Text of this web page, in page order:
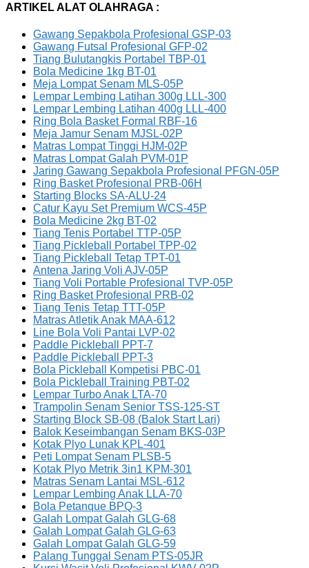
ARTIKEL ALAT OLAHRAGA :
Gawang Sepakbola Profesional GSP-03
Gawang Futsal Profesional GFP-02
Tiang Bulutangkis Portabel TBP-01
Bola Medicine 1kg BT-01
Meja Lompat Senam MLS-05P
Lempar Lembing Latihan 300g LLL-300
Lempar Lembing Latihan 400g LLL-400
Ring Bola Basket Formal RBF-16
Meja Jamur Senam MJSL-02P
Matras Lompat Tinggi HJM-02P
Matras Lompat Galah PVM-01P
Jaring Gawang Sepakbola Profesional PFGN-05P
Ring Basket Profesional PRB-06H
Starting Blocks SA-ALU-24
Catur Kayu Set Premium WCS-45P
Bola Medicine 2kg BT-02
Tiang Tenis Portabel TTP-05P
Tiang Pickleball Portabel TPP-02
Tiang Pickleball Tetap TPT-01
Antena Jaring Voli AJV-05P
Tiang Voli Portable Profesional TVP-05P
Ring Basket Profesional PRB-02
Tiang Tenis Tetap TTT-05P
Matras Atletik Anak MAA-612
Line Bola Voli Pantai LVP-02
Paddle Pickleball PPT-7
Paddle Pickleball PPT-3
Bola Pickleball Kompetisi PBC-01
Bola Pickleball Training PBT-02
Lempar Turbo Anak LTA-70
Trampolin Senam Senior TSS-125-ST
Starting Block SB-08 (Balok Start Lari)
Balok Keseimbangan Senam BKS-03P
Kotak Plyo Lunak KPL-401
Peti Lompat Senam PLSB-5
Kotak Plyo Metrik 3in1 KPM-301
Matras Senam Lantai MSL-612
Lempar Lembing Anak LLA-70
Bola Petanque BPQ-3
Galah Lompat Galah GLG-68
Galah Lompat Galah GLG-63
Galah Lompat Galah GLG-59
Palang Tunggal Senam PTS-05JR